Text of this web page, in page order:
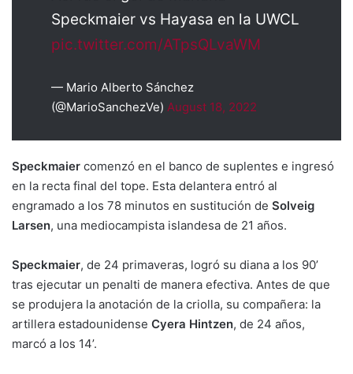
Speckmaier vs Hayasa en la UWCL
pic.twitter.com/ATpsQLvaWM
— Mario Alberto Sánchez
(@MarioSanchezVe) August 18, 2022
Speckmaier comenzó en el banco de suplentes e ingresó
en la recta final del tope. Esta delantera entró al
engramado a los 78 minutos en sustitución de Solveig
Larsen, una mediocampista islandesa de 21 años.
Speckmaier, de 24 primaveras, logró su diana a los 90’
tras ejecutar un penalti de manera efectiva. Antes de que
se produjera la anotación de la criolla, su compañera: la
artillera estadounidense Cyera Hintzen, de 24 años,
marcó a los 14’.